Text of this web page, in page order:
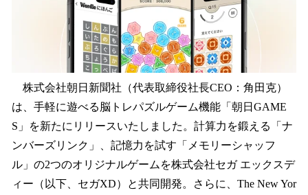
株式会社朝日新聞社（代表取締役社長CEO：角田克）
は、手軽に遊べる脳トレパズルゲーム機能「朝日GAME
S」を新たにリリースいたしました。計算力を鍛える「ナ
ンバーズリンク」、記憶力を試す「メモリーシャッフ
ル」の2つのオリジナルゲームを株式会社セガ エックスデ
ィー（以下、セガXD）と共同開発。さらに、The New Yor